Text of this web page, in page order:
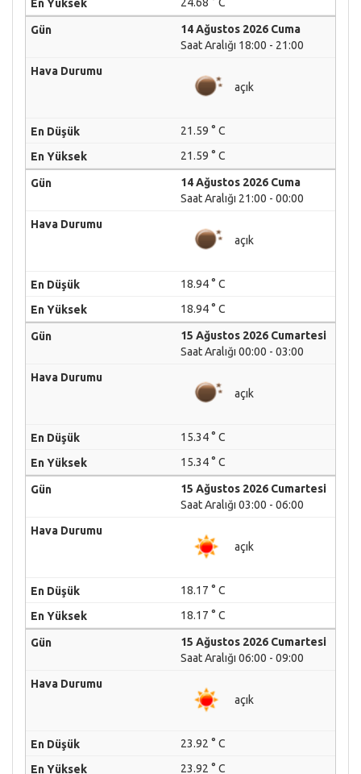
14 Ağustos 2026 Cuma
Saat Aralığı 18:00 - 21:00
açık
21.59 ° C
21.59 ° C
14 Ağustos 2026 Cuma
Saat Aralığı 21:00 - 00:00
açık
18.94 ° C
18.94 ° C
15 Ağustos 2026 Cumartesi
Saat Aralığı 00:00 - 03:00
açık
15.34 ° C
15.34 ° C
15 Ağustos 2026 Cumartesi
Saat Aralığı 03:00 - 06:00
açık
18.17 ° C
18.17 ° C
15 Ağustos 2026 Cumartesi
Saat Aralığı 06:00 - 09:00
açık
23.92 ° C
23.92 ° C